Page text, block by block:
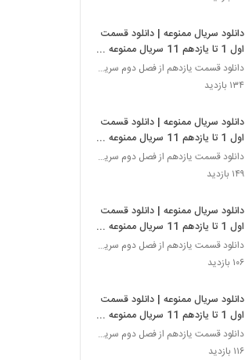
دانلود سریال ممنوعه | دانلود قسمت
اول 1 تا یازدهم 11 سریال ممنوعه
(فصل دوم)- رایگان
دانلود قسمت یازدهم از فصل دوم سریال ممنوعه
۱۳۴ بازدید
دانلود سریال ممنوعه | دانلود قسمت
اول 1 تا یازدهم 11 سریال ممنوعه
(فصل دوم)- -
دانلود قسمت یازدهم از فصل دوم سریال ممنوعه
۱۴۹ بازدید
دانلود سریال ممنوعه | دانلود قسمت
اول 1 تا یازدهم 11 سریال ممنوعه
(فصل دوم)- - --
دانلود قسمت یازدهم از فصل دوم سریال ممنوعه
۱۰۶ بازدید
دانلود سریال ممنوعه | دانلود قسمت
اول 1 تا یازدهم 11 سریال ممنوعه
(فصل دوم)- -- -
دانلود قسمت یازدهم از فصل دوم سریال ممنوعه
۱۱۶ بازدید